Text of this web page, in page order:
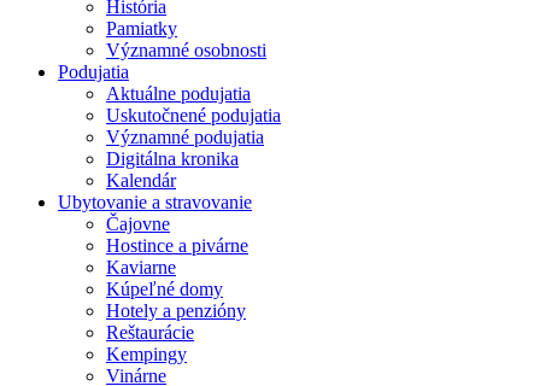
História
Pamiatky
Významné osobnosti
Podujatia
Aktuálne podujatia
Uskutočnené podujatia
Významné podujatia
Digitálna kronika
Kalendár
Ubytovanie a stravovanie
Čajovne
Hostince a pivárne
Kaviarne
Kúpeľné domy
Hotely a penzióny
Reštaurácie
Kempingy
Vinárne